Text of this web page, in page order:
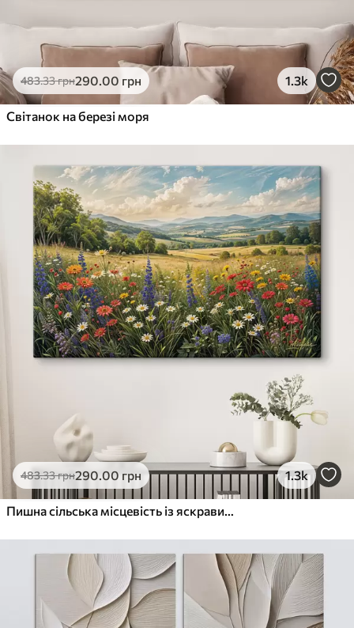
483.33грн290.00 грн 1.3k
Світанок на березі моря
483.33грн290.00 грн 1.3k
Пишна сільська місцевість із яскравим лугом диких квітів, наповненим різнокольоровими квітами під хмарним небом